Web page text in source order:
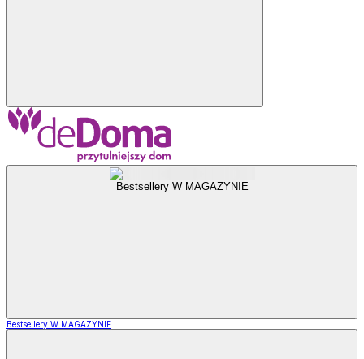
Bestsellery W MAGAZYNIE
Bestsellery W MAGAZYNIE